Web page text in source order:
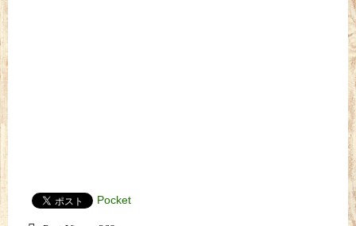
Pocket